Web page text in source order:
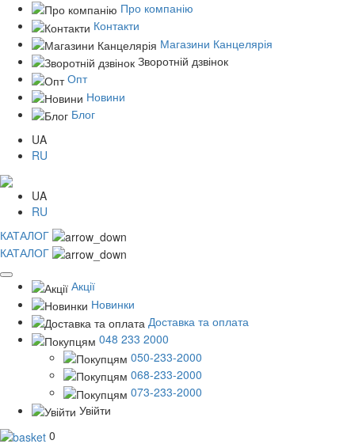
Про компанію
Контакти
Магазини Канцелярія
Зворотній дзвінок
Опт
Новини
Блог
UA
RU
UA
RU
КАТАЛОГ
КАТАЛОГ
Акції
Новинки
Доставка та оплата
048 233 2000
050-233-2000
068-233-2000
073-233-2000
Увійти
0